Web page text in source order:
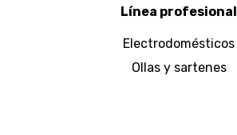
Línea profesional
Electrodomésticos
Ollas y sartenes